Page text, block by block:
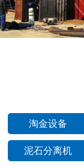
淘金设备
泥石分离机